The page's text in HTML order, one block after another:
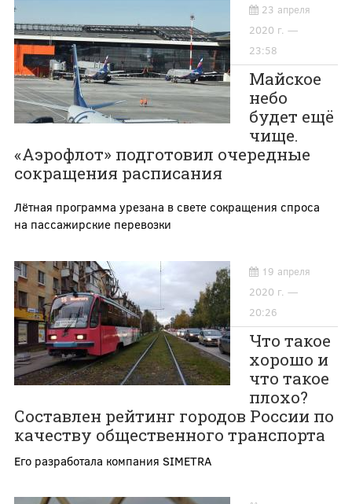
23 апреля
2020 г. —
23:58
Майское
небо
будет ещё
чище.
«Аэрофлот» подготовил очередные
сокращения расписания
Лётная программа урезана в свете сокращения спроса
на пассажирские перевозки
19 апреля
2020 г. —
20:26
Что такое
хорошо и
что такое
плохо?
Составлен рейтинг городов России по
качеству общественного транспорта
Его разработала компания SIMETRA